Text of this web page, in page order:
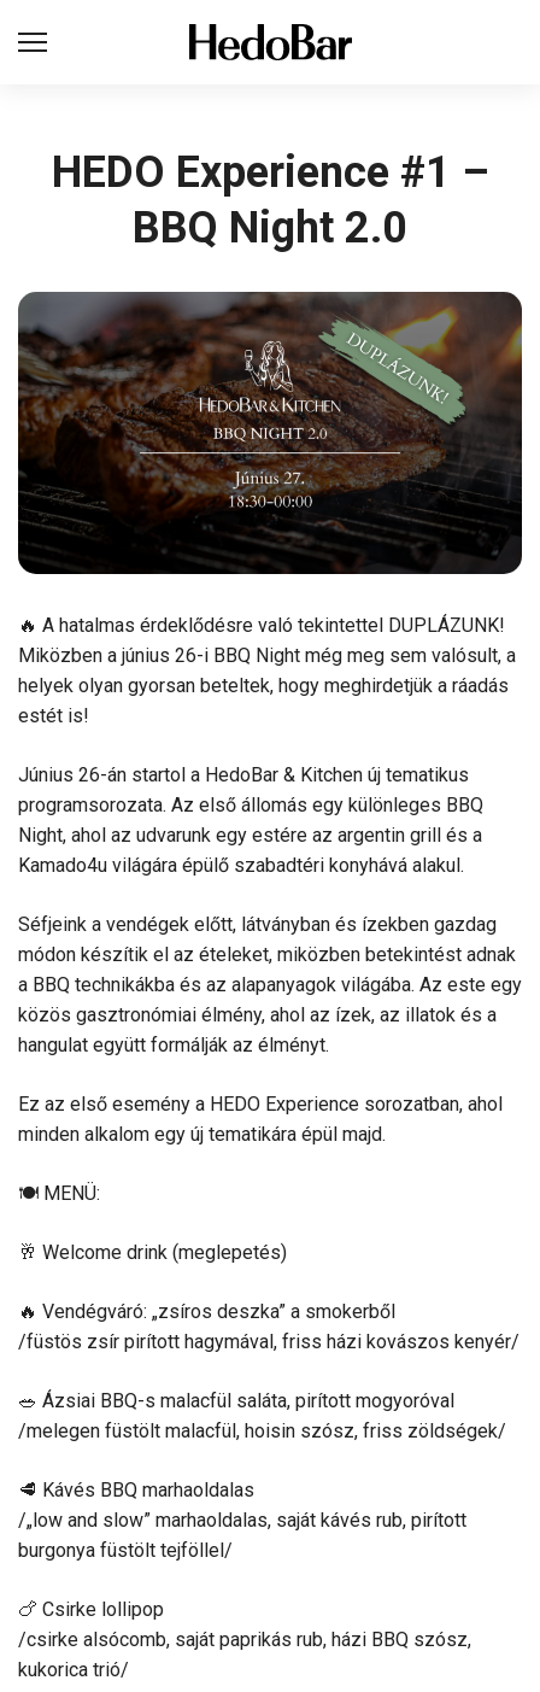
HEDO Experience #1 –
BBQ Night 2.0
🔥 A hatalmas érdeklődésre való tekintettel DUPLÁZUNK!
Miközben a június 26-i BBQ Night még meg sem valósult, a
helyek olyan gyorsan beteltek, hogy meghirdetjük a ráadás
estét is!
Június 26-án startol a HedoBar & Kitchen új tematikus
programsorozata. Az első állomás egy különleges BBQ
Night, ahol az udvarunk egy estére az argentin grill és a
Kamado4u világára épülő szabadtéri konyhává alakul.
Séfjeink a vendégek előtt, látványban és ízekben gazdag
módon készítik el az ételeket, miközben betekintést adnak
a BBQ technikákba és az alapanyagok világába. Az este egy
közös gasztronómiai élmény, ahol az ízek, az illatok és a
hangulat együtt formálják az élményt.
Ez az első esemény a HEDO Experience sorozatban, ahol
minden alkalom egy új tematikára épül majd.
🍽 MENÜ:
🥂 Welcome drink (meglepetés)
🔥 Vendégváró: „zsíros deszka” a smokerből
/füstös zsír pirított hagymával, friss házi kovászos kenyér/
🥗 Ázsiai BBQ-s malacfül saláta, pirított mogyoróval
/melegen füstölt malacfül, hoisin szósz, friss zöldségek/
🥩 Kávés BBQ marhaoldalas
/„low and slow” marhaoldalas, saját kávés rub, pirított
burgonya füstölt tejföllel/
🍗 Csirke lollipop
/csirke alsócomb, saját paprikás rub, házi BBQ szósz,
kukorica trió/